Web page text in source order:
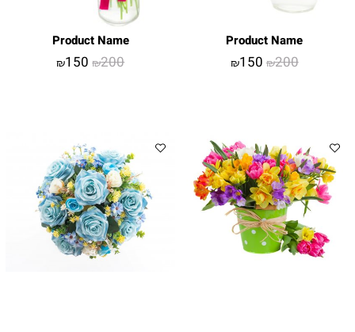
Product Name
₪200
₪150
Product Name
₪200
₪150